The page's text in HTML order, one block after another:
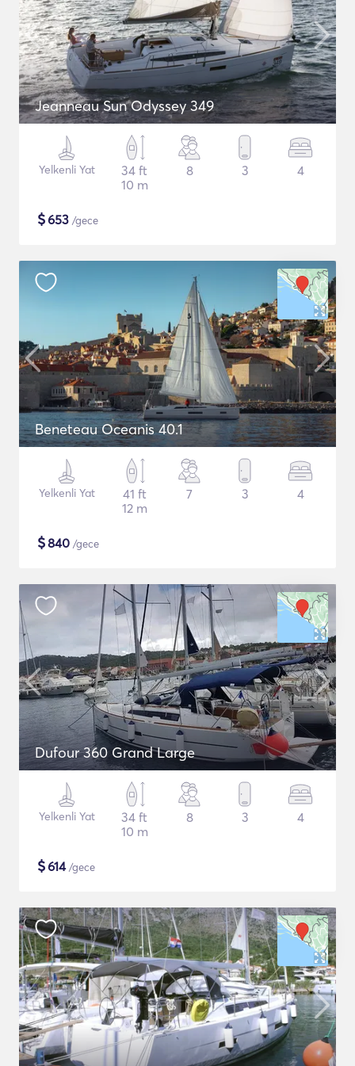
Jeanneau Sun Odyssey 349
Yelkenli Yat
34 ft
10 m
8 3 4
$653 /gece
Beneteau Oceanis 40.1
Yelkenli Yat
41 ft
12 m
7 3 4
$840 /gece
Dufour 360 Grand Large
Yelkenli Yat
34 ft
10 m
8 3 4
$614/gece